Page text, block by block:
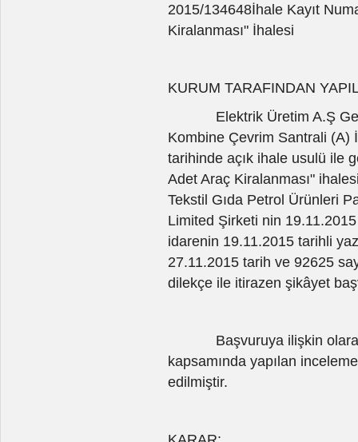
2015/134648İhale Kayıt
Kiralanması" İhalesi
KURUM TARAFINDAN
Elektrik Üretim A.Ş
Kombine Çevrim Santrali (A)
tarihinde açık ihale usulü ile
Adet Araç Kiralanması"
Tekstil Gıda Petrol Ürünleri
Limited Şirketi nin
idarenin 19.11.2015 tarihli
27.11.2015 tarih ve 92625
dilekçe ile itirazen şikâyet
Başvuruya ilişkin olarak
kapsamında yapılan
edilmiştir.